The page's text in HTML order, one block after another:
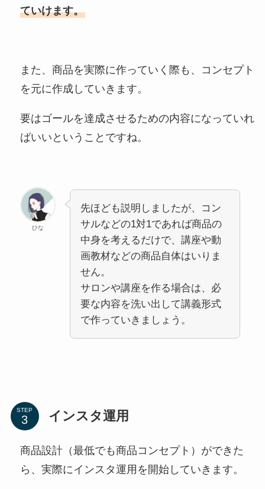
ていけます。
また、商品を実際に作っていく際も、コンセプト
を元に作成していきます。
要はゴールを達成させるための内容になっていれ
ばいいということですね。
ひな
先ほども説明しましたが、コン
サルなどの1対1であれば商品の
中身を考えるだけで、講座や動
画教材などの商品自体はいりま
せん。
サロンや講座を作る場合は、必
要な内容を洗い出して講義形式
で作っていきましょう。
STEP インスタ運用
商品設計（最低でも商品コンセプト）ができた
ら、実際にインスタ運用を開始していきます。